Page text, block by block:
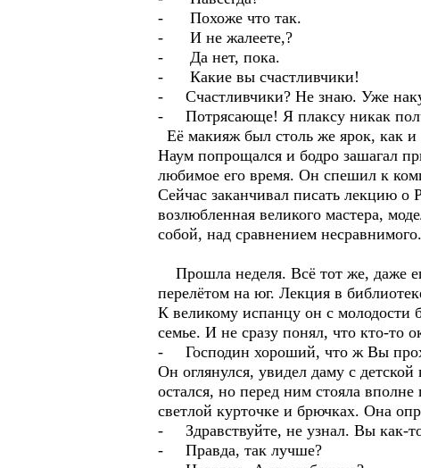
- Похоже что так.
- И не жалеете,?
- Да нет, пока.
- Какие вы счастливчики!
- Счастливчики? Не знаю. Уже
- Потрясающе! Я плаксу никак
Её макияж был столь же ярок, как и
Наум попрощался и бодро зашагал
любимое его время. Он спешил к
Сейчас заканчивал писать лекцию о
возлюбленная великого мастера,
собой, над сравнением
Прошла неделя. Всё тот же, даже
перелётом на юг. Лекция в
К великому испанцу он с
семье. И не сразу понял, что кто-то
- Господин хороший, что ж Вы
Он оглянулся, увидел даму с
остался, но перед ним стояла
светлой курточке и брючках. Она
- Здравствуйте, не узнал. Вы как-
- Правда, так лучше?